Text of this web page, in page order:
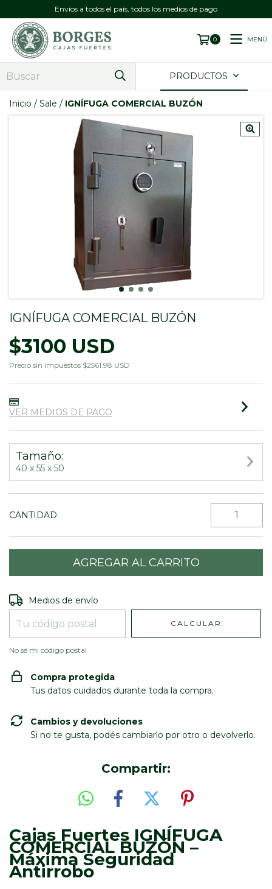
Envios a todos el país, todos los medios de pago
0 MENÚ
PRODUCTOS
Inicio / Sale / IGNÍFUGA COMERCIAL BUZÓN
IGNÍFUGA COMERCIAL BUZÓN
$3100 USD
Precio sin impuestos $2561.98 USD
VER MEDIOS DE PAGO
Tamaño:
40 x 55 x 50
CANTIDAD
Entregas para el CP:
Medios de envío
CALCULAR
No sé mi código postal
Compra protegida
Tus datos cuidados durante toda la compra.
Cambios y devoluciones
Si no te gusta, podés cambiarlo por otro o devolverlo.
Compartir:
Cajas Fuertes IGNÍFUGA
COMERCIAL BUZÓN –
Máxima Seguridad
Antirrobo